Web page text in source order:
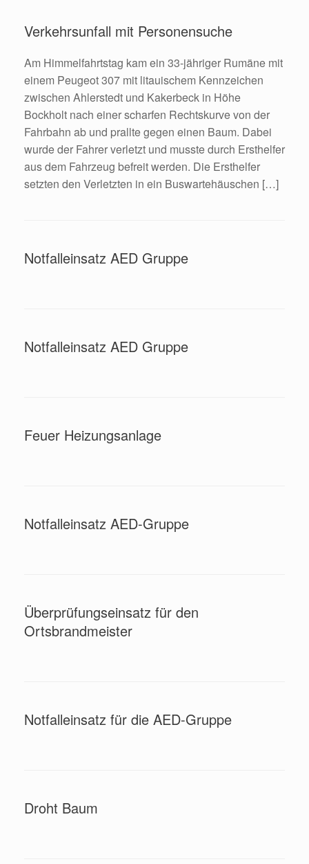
Verkehrsunfall mit Personensuche
Am Himmelfahrtstag kam ein 33-jähriger Rumäne mit
einem Peugeot 307 mit litauischem Kennzeichen
zwischen Ahlerstedt und Kakerbeck in Höhe
Bockholt nach einer scharfen Rechtskurve von der
Fahrbahn ab und prallte gegen einen Baum. Dabei
wurde der Fahrer verletzt und musste durch Ersthelfer
aus dem Fahrzeug befreit werden. Die Ersthelfer
setzten den Verletzten in ein Buswartehäuschen […]
Notfalleinsatz AED Gruppe
Notfalleinsatz AED Gruppe
Feuer Heizungsanlage
Notfalleinsatz AED-Gruppe
Überprüfungseinsatz für den
Ortsbrandmeister
Notfalleinsatz für die AED-Gruppe
Droht Baum